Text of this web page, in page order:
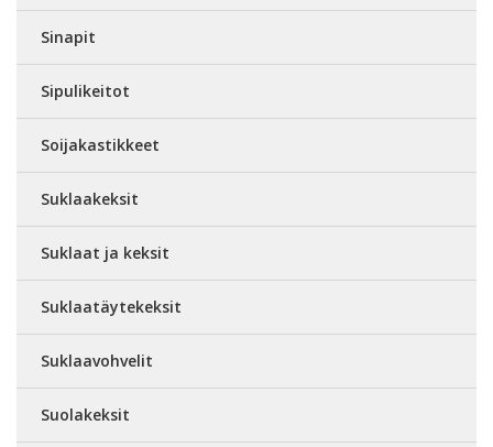
Sinapit
Sipulikeitot
Soijakastikkeet
Suklaakeksit
Suklaat ja keksit
Suklaatäytekeksit
Suklaavohvelit
Suolakeksit